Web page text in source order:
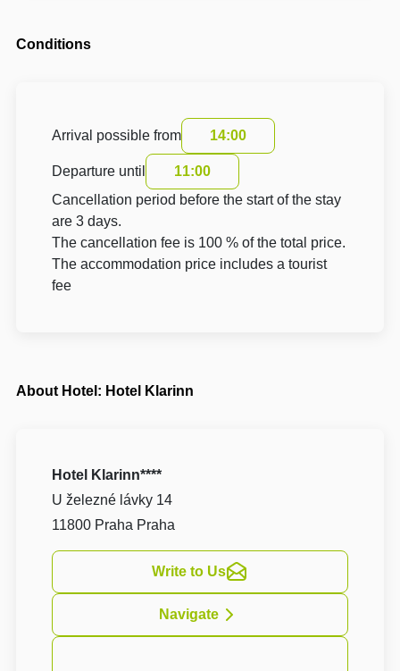
Conditions
Arrival possible from 14:00
Departure until
11:00
Cancellation period before the start of the stay
are 3 days.
The cancellation fee is 100 % of the total price.
The accommodation price includes a tourist
fee
About Hotel: Hotel Klarinn
Hotel Klarinn****
U železné lávky 14
11800 Praha Praha
Write to Us
Navigate